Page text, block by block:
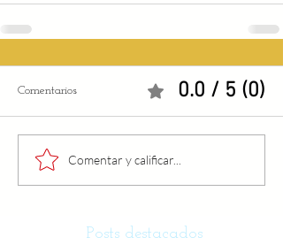
Comentarios 0.0 / 5 (0)
Comentar y calificar...
Posts destacados